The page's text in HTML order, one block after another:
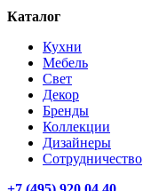
Каталог
Кухни
Мебель
Свет
Декор
Бренды
Коллекции
Дизайнеры
Сотрудничество